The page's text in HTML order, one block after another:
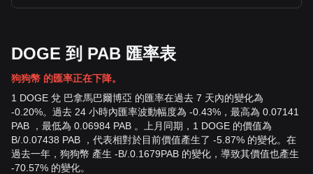
DOGE 到 PAB 匯率表
狗狗幣 的匯率正在下降。
1 DOGE 兌 巴拿馬巴爾博亞 的匯率在過去 7 天內的變化為
-0.20%。過去 24 小時內匯率波動幅度為 -0.43%，最高為 0.07141
PAB ，最低為 0.06984 PAB 。上月同期，1 DOGE 的價值為
B/.0.07438 PAB ，代表相對於目前價值產生了 -5.87% 的變化。在
過去一年，狗狗幣 產生 -B/. 0.1679PAB 的變化，導致其價值也產生
-70.57% 的變化。